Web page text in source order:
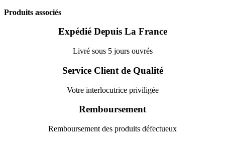
Produits associés
Expédié Depuis La France
Livré sous 5 jours ouvrés
Service Client de Qualité
Votre interlocutrice priviligée
Remboursement
Remboursement des produits défectueux